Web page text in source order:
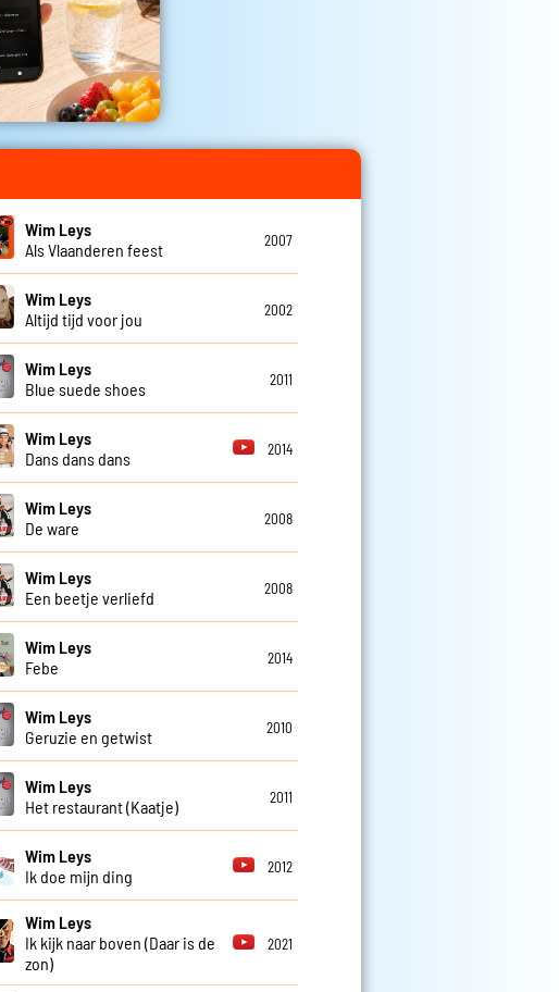
Wim Leys
Als Vlaanderen feest
2007
Wim Leys
Altijd tijd voor jou
2002
Wim Leys
Blue suede shoes
2011
Wim Leys
Dans dans dans
2014
Wim Leys
De ware
2008
Wim Leys
Een beetje verliefd
2008
Wim Leys
Febe
2014
Wim Leys
Geruzie en getwist
2010
Wim Leys
Het restaurant (Kaatje)
2011
Wim Leys
Ik doe mijn ding
2012
Wim Leys
Ik kijk naar boven (Daar is de
zon)
2021